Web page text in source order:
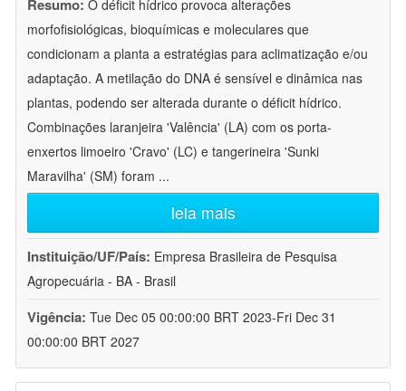
Resumo: O déficit hídrico provoca alterações
morfofisiológicas, bioquímicas e moleculares que
condicionam a planta a estratégias para aclimatização e/ou
adaptação. A metilação do DNA é sensível e dinâmica nas
plantas, podendo ser alterada durante o déficit hídrico.
Combinações laranjeira 'Valência' (LA) com os porta-
enxertos limoeiro 'Cravo' (LC) e tangerineira 'Sunki
Maravilha' (SM) foram ...
leia mais
Instituição/UF/País: Empresa Brasileira de Pesquisa
Agropecuária - BA - Brasil
Vigência: Tue Dec 05 00:00:00 BRT 2023-Fri Dec 31
00:00:00 BRT 2027